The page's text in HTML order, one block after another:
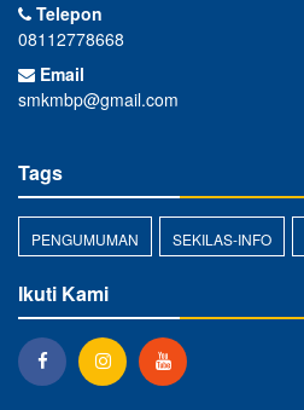
Telepon
08112778668
Email
smkmbp@gmail.com
Tags
PENGUMUMAN SEKILAS-INFO
Ikuti Kami